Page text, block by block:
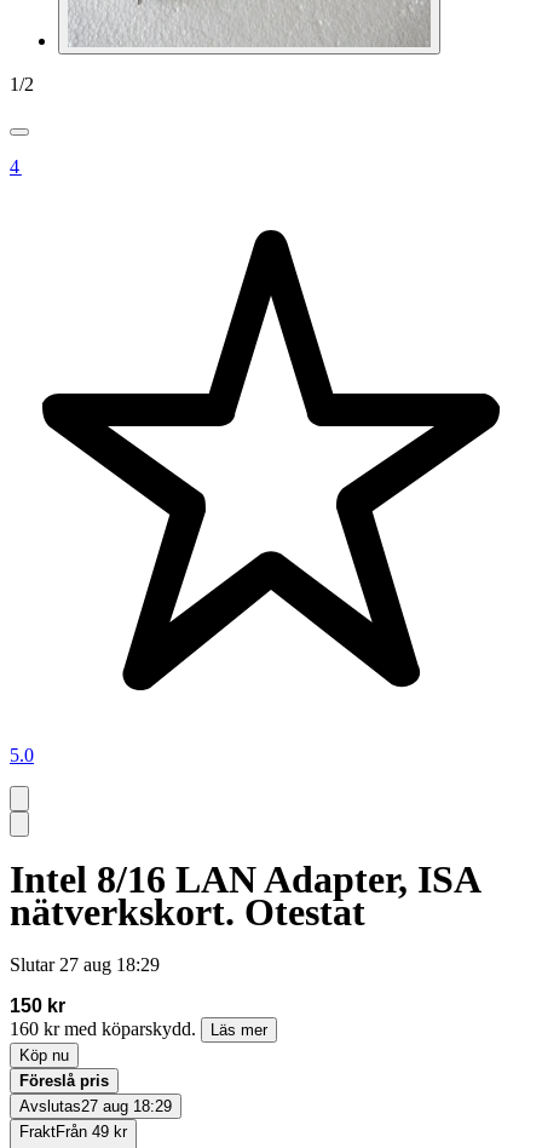
1/2
4
5.0
Intel 8/16 LAN Adapter, ISA
nätverkskort. Otestat
Slutar 27 aug 18:29
150 kr
160 kr med köparskydd.
Läs mer
Köp nu
Föreslå pris
Avslutas27 aug 18:29
FraktFrån 49 kr